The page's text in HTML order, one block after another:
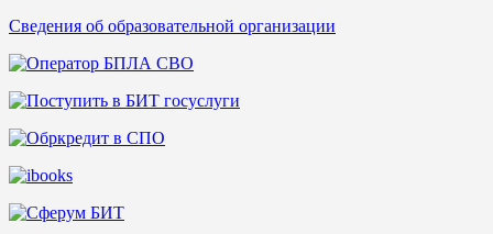
Сведения об образовательной организации